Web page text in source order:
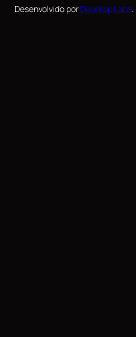
Desenvolvido porDevellop Labs